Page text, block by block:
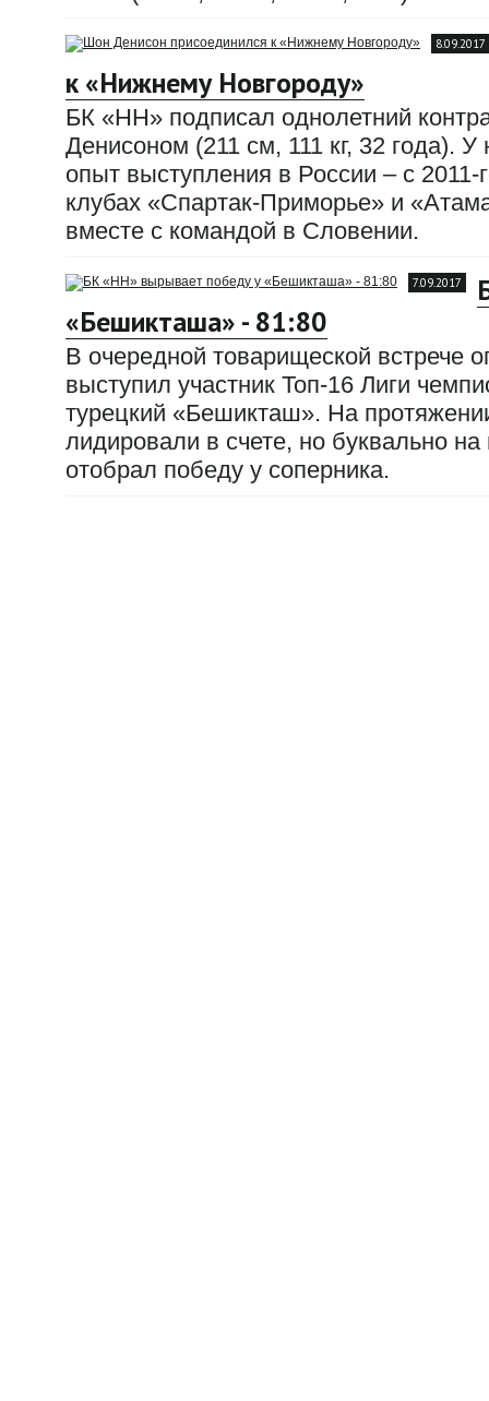
8.09.2017
к «Нижнему Новгороду»
БК «НН» подписал однолетний
Денисоном (211 см, 111 кг, 32 года).
опыт выступления в России – с 2011-
клубах «Спартак-Приморье» и
вместе с командой в Словении.
7.09.2017
«Бешикташа» - 81:80
В очередной товарищеской встрече
выступил участник Топ-16 Лиги
турецкий «Бешикташ». На
лидировали в счете, но буквально
отобрал победу у соперника.